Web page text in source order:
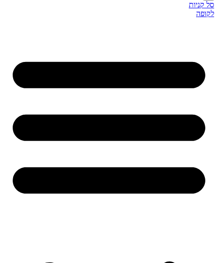
סל קניות
לקופה